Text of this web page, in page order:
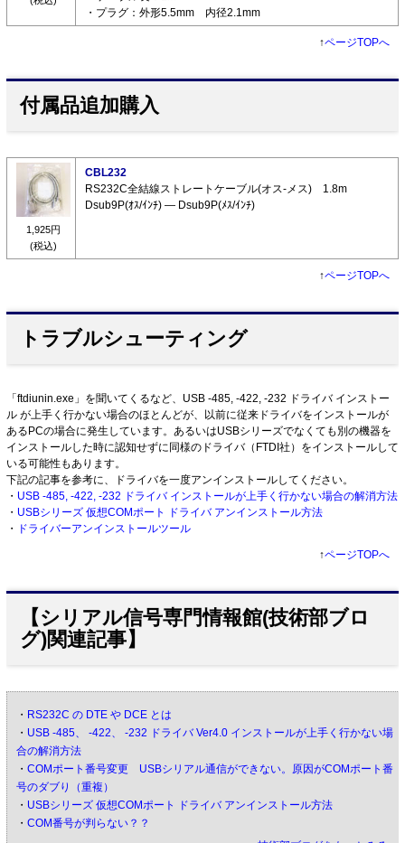
・プラグ：外形5.5mm 内径2.1mm
↑ページTOPへ
付属品追加購入
1,925円
(税込)
CBL232
RS232C全結線ストレートケーブル(オス-メス) 1.8m
Dsub9P(ｵｽ/ｲﾝﾁ) ― Dsub9P(ﾒｽ/ｲﾝﾁ)
↑ページTOPへ
トラブルシューティング
「ftdiunin.exe」を聞いてくるなど、USB -485, -422, -232 ドライバ インストー
ル が上手く行かない場合のほとんどが、以前に従来ドライバをインストールが
あるPCの場合に発生しています。あるいはUSBシリーズでなくても別の機器を
インストールした時に認知せずに同様のドライバ（FTDI社）をインストールして
いる可能性もあります。
下記の記事を参考に、ドライバを一度アンインストールしてください。
・ USB -485, -422, -232 ドライバ インストールが上手く行かない場合の解消方法
・ USBシリーズ 仮想COMポート ドライバ アンインストール方法
・
ドライバーアンインストールツール
↑ページTOPへ
【シリアル信号専門情報館(技術部ブロ
グ)関連記事】
・ RS232C の DTE や DCE とは
・ USB -485、 -422、 -232 ドライバ Ver4.0 インストールが上手く行かない場
合の解消方法
・ COMポート番号変更 USBシリアル通信ができない。原因がCOMポート番
号のダブり（重複）
・ USBシリーズ 仮想COMポート ドライバ アンインストール方法
・ COM番号が判らない？？